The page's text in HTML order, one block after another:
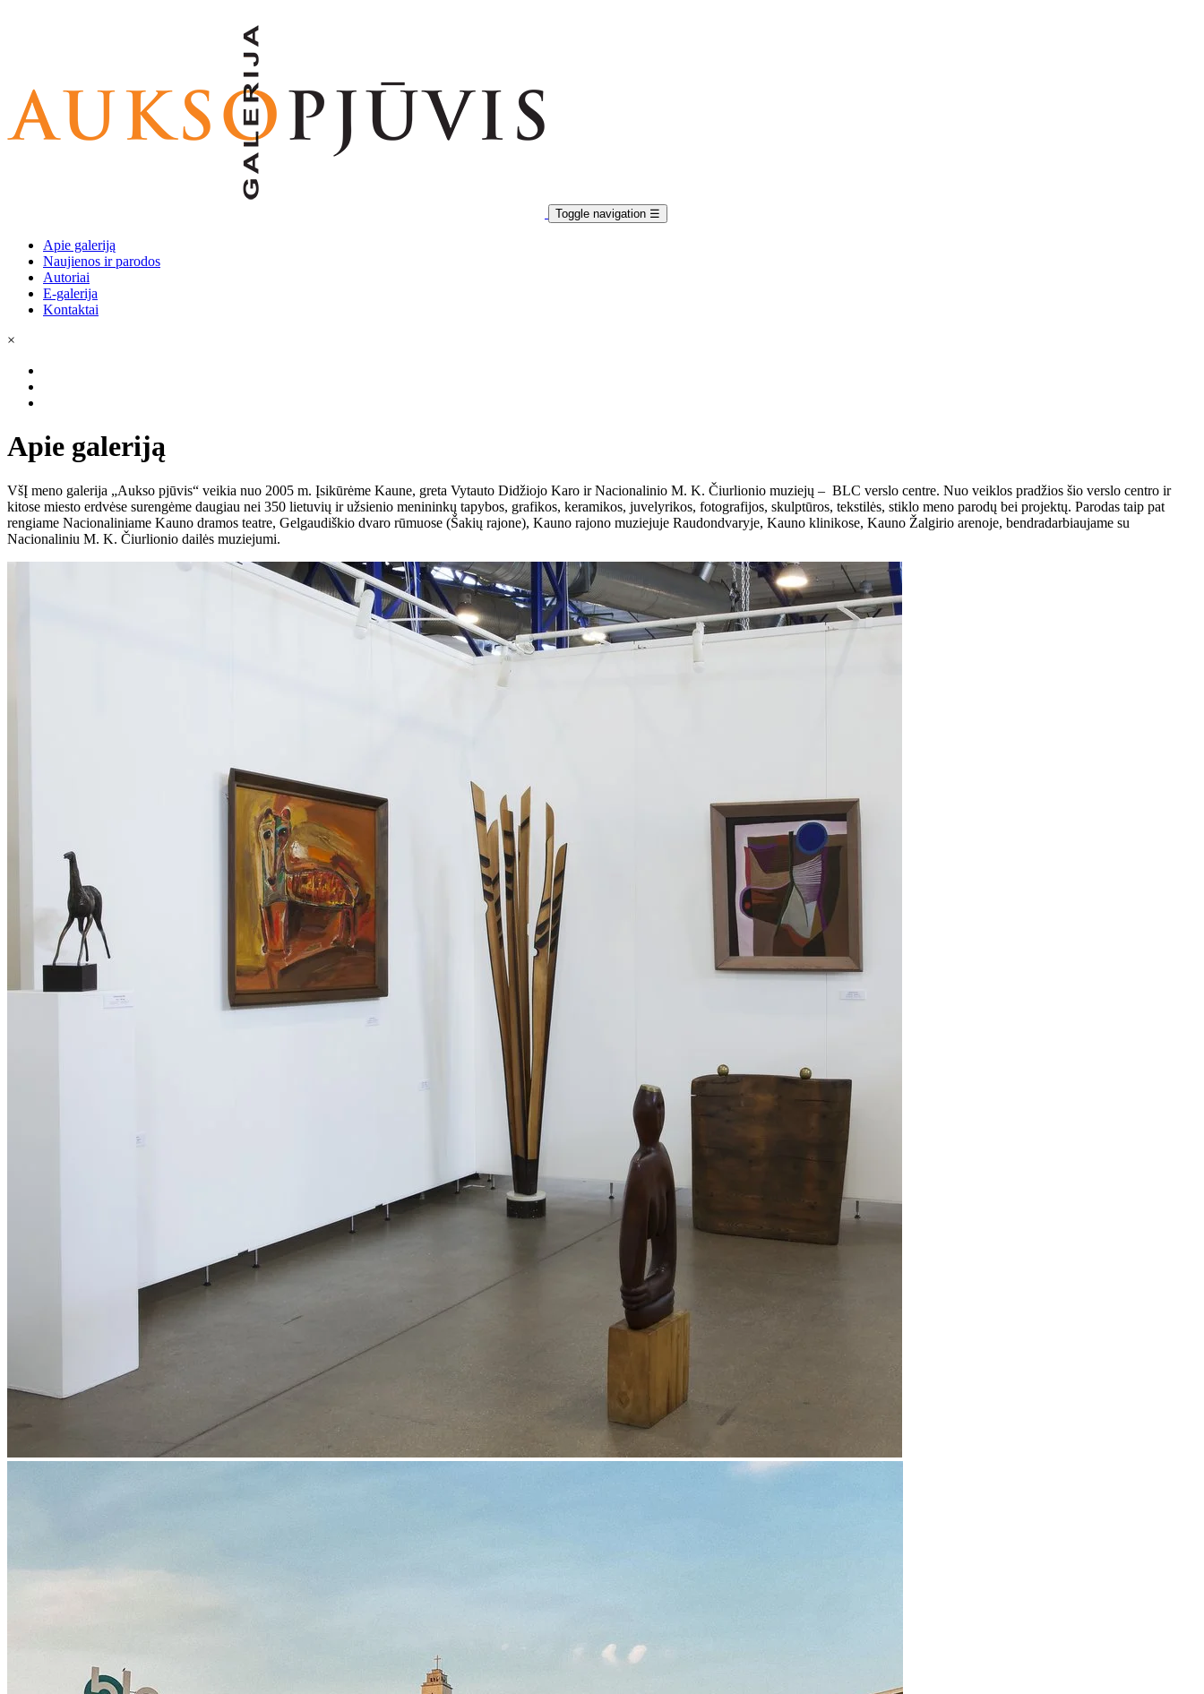
Toggle navigation ☰
Apie galeriją
Naujienos ir parodos
Autoriai
E-galerija
Kontaktai
×
Apie galeriją
VšĮ meno galerija „Aukso pjūvis“ veikia nuo 2005 m. Įsikūrėme Kaune, greta Vytauto Didžiojo Karo ir Nacionalinio M. K. Čiurlionio muziejų – BLC verslo centre. Nuo veiklos pradžios šio verslo centro ir
kitose miesto erdvėse surengėme daugiau nei 350 lietuvių ir užsienio menininkų tapybos, grafikos, keramikos, juvelyrikos, fotografijos, skulptūros, tekstilės, stiklo meno parodų bei projektų. Parodas taip pat
rengiame Nacionaliniame Kauno dramos teatre, Gelgaudiškio dvaro rūmuose (Šakių rajone), Kauno rajono muziejuje Raudondvaryje, Kauno klinikose, Kauno Žalgirio arenoje, bendradarbiaujame su
Nacionaliniu M. K. Čiurlionio dailės muziejumi.